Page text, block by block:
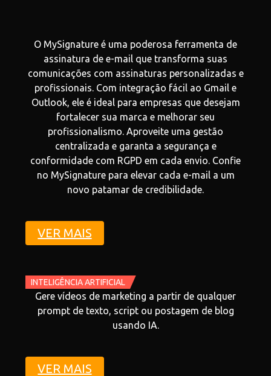
O MySignature é uma poderosa ferramenta de
assinatura de e-mail que transforma suas
comunicações com assinaturas personalizadas e
profissionais. Com integração fácil ao Gmail e
Outlook, ele é ideal para empresas que desejam
fortalecer sua marca e melhorar seu
profissionalismo. Aproveite uma gestão
centralizada e garanta a segurança e
conformidade com RGPD em cada envio. Confie
no MySignature para elevar cada e-mail a um
novo patamar de credibilidade.
VER MAIS
INTELIGÊNCIA ARTIFICIAL
Gere vídeos de marketing a partir de qualquer
prompt de texto, script ou postagem de blog
usando IA.
VER MAIS